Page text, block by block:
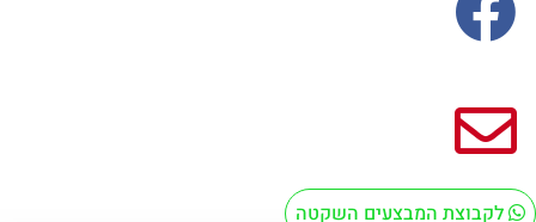
לקבוצת המבצעים השקטה